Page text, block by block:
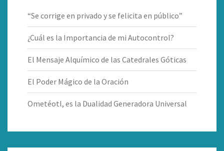
“Se corrige en privado y se felicita en público”
¿Cuál es la Importancia de mi Autocontrol?
El Mensaje Alquímico de las Catedrales Góticas
El Poder Mágico de la Oración
Ometéotl, es la Dualidad Generadora Universal